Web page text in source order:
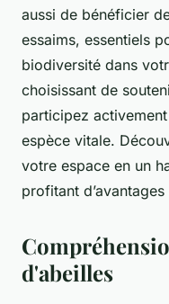
aussi de bénéficier
essaims, essentiels
biodiversité dans
choisissant de
participez
espèce vitale.
votre espace en un
profitant
d'abeilles